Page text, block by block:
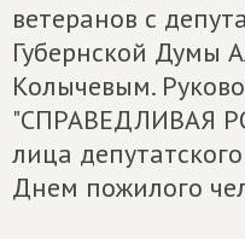
ветеранов с
Губернской Думы
Колычевым.
"СПРАВЕДЛИВАЯ
лица
Днем пожилого